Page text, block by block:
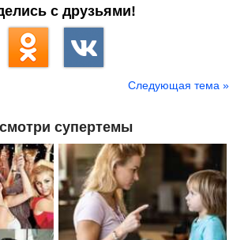
с друзьями!
Следующая тема »
супертемы